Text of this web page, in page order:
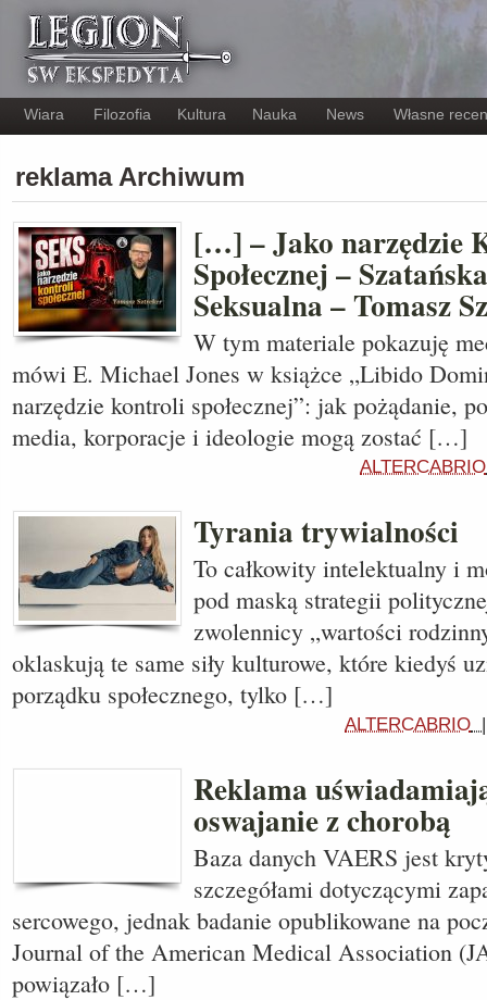
Wiara Filozofia Kultura Nauka News Własne
reklama Archiwum
[…] – Jako narzędzie
Społecznej –
Seksualna – Tomasz
W tym materiale pokazuję
mówi E. Michael Jones w książce „Libido
narzędzie kontroli społecznej”: jak pożądanie,
media, korporacje i ideologie mogą zostać […]
ALTERCABRIO
Tyrania trywialności
To całkowity intelektualny i
pod maską strategii
zwolennicy „wartości
oklaskują te same siły kulturowe, które kiedyś
porządku społecznego, tylko […]
ALTERCABRIO
Reklama
oswajanie z chorobą
Baza danych VAERS jest
szczegółami dotyczącymi
sercowego, jednak badanie opublikowane na
Journal of the American Medical Association
powiązało […]